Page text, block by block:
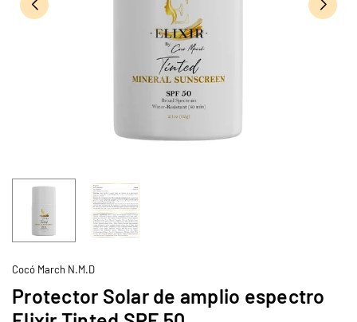
Cocó March N.M.D
Protector Solar de amplio espectro